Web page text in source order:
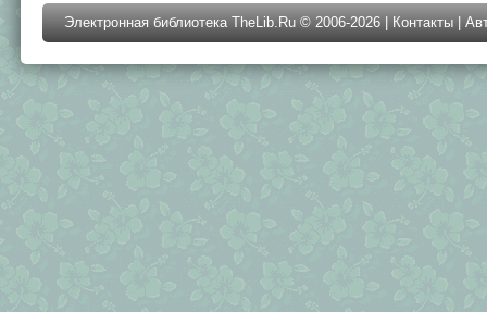
Электронная библиотека TheLib.Ru © 2006-2026 | Контакты |